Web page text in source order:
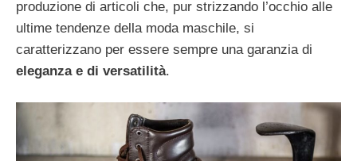
produzione di articoli che, pur strizzando l’occhio alle
ultime tendenze della moda maschile, si
caratterizzano per essere sempre una garanzia di
eleganza e di versatilità.